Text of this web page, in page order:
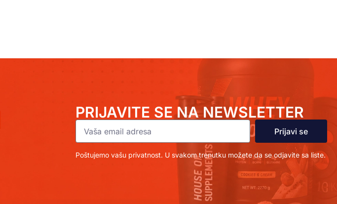
PRIJAVITE SE NA NEWSLETTER
Prijavi se
Poštujemo vašu privatnost. U svakom trenutku možete da se odjavite sa liste.